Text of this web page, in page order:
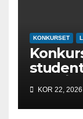
KONKURSET
2026/
на
KOR 22, 2026